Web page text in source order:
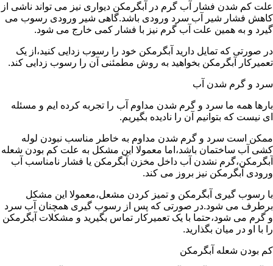
علت کم شدن فشار آب گرم در آبگرمکن دیواری نیز می تواند ناشی از
کاهش فشار شیر آب سرد ورودی باشد.گاهی شیر ورودی رسوب می
گیرد و به همین علت آب گرم نیز با فشار کمی خارج می شود.
در صورتی که تمایل دارید آبگرمکن خود را رسوب زدایی کنید،از یک
تعمیرکار آبگرمکن بخواهید به روش مطمئنی آن را رسوب زدایی کند.
سرد و گرم شدن آب
بارها همه ما سرد و گرم شدن مداوم آب را تجربه کرده ایم و مسئله
ای نیست که بتوانیم آن را نادیده بگیریم.
ممکن است سرد و گرم شدن مداوم به خاطر مناسب نبودن لوله
کشی آب ساختمان باشد،اما معمولا این مشکل به علت کم بودن شعله
آبگرمکن،گرم نشدن آب داخل مخزن آبگرمکن یا فشار نامناسب آب
ورودی آبگرمکن نیز بروز می کند.
با رسوب گیری آبگرمکن و تمیز کردن مشعل،معمولا این مشکل
برطرف می شود.در صورتی که پس از رسوب گیری همچنان آب سرد
و گرم می شود،حتما با یک تعمیرکار تماس بگیرید و مشکلات آبگرمکن
را با او در میان بگذارید.
کم بودن شعله آبگرمکن